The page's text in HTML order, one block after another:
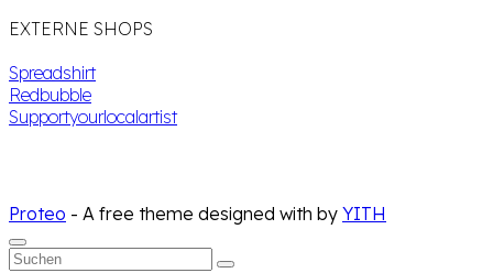
EXTERNE SHOPS
Spreadshirt
Redbubble
Supportyourlocalartist
Proteo - A free theme designed with by YITH